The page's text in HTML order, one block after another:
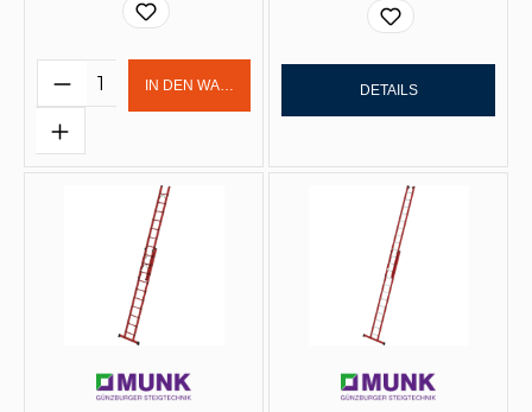
Produkt Anzahl: Gib den
IN DEN WARENKORB DETAILS